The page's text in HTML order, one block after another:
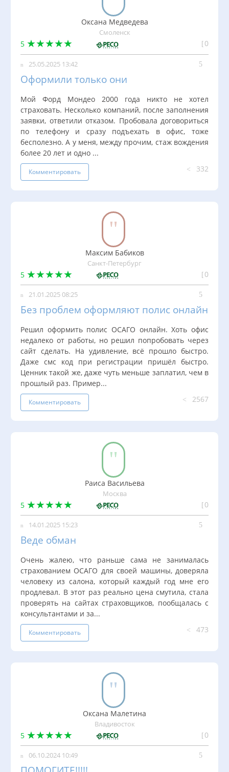
Оксана Медведева
Смоленск
5 0
25.05.2025 13:42
Оформили только они
Мой Форд Мондео 2000 года никто не хотел
страховать. Несколько компаний, после заполнения
заявки, ответили отказом. Пробовала договориться
по телефону и сразу подъехать в офис, тоже
бесполезно. А у меня, между прочим, стаж вождения
более 20 лет и одно ...
Комментировать 332
Максим Бабиков
Санкт-Петербург
5 0
21.01.2025 08:25
Без проблем оформляют полис онлайн
Решил оформить полис ОСАГО онлайн. Хоть офис
недалеко от работы, но решил попробовать через
сайт сделать. На удивление, всё прошло быстро.
Даже смс код при регистрации пришёл быстро.
Ценник такой же, даже чуть меньше заплатил, чем в
прошлый раз. Пример...
Комментировать 2567
Раиса Васильева
Москва
5 0
14.01.2025 15:23
Веде обман
Очень жалею, что раньше сама не занималась
страхованием ОСАГО для своей машины, доверяла
человеку из салона, который каждый год мне его
продлевал. В этот раз реально цена смутила, стала
проверять на сайтах страховщиков, пообщалась с
консультантами и за...
Комментировать 473
Оксана Малетина
Владивосток
5 0
06.10.2024 10:49